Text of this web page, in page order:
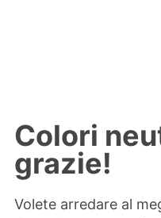
Colori
grazie!
Volete arredare al